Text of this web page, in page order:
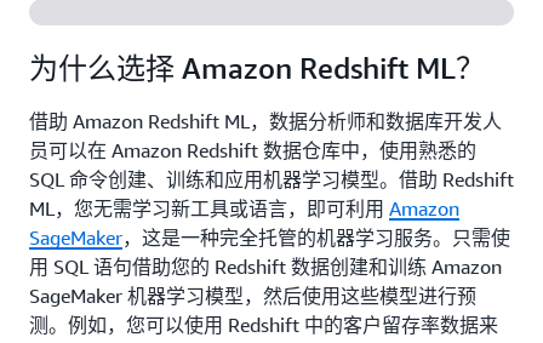
为什么选择 Amazon Redshift ML？
借助 Amazon Redshift ML，数据分析师和数据库开发人
员可以在 Amazon Redshift 数据仓库中，使用熟悉的
SQL 命令创建、训练和应用机器学习模型。借助 Redshift
ML，您无需学习新工具或语言，即可利用 Amazon
SageMaker，这是一种完全托管的机器学习服务。只需使
用 SQL 语句借助您的 Redshift 数据创建和训练 Amazon
SageMaker 机器学习模型，然后使用这些模型进行预
测。例如，您可以使用 Redshift 中的客户留存率数据来